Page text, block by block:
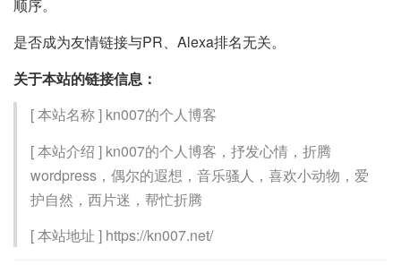
顺序。
是否成为友情链接与PR、Alexa排名无关。
关于本站的链接信息：
[ 本站名称 ] kn007的个人博客
[ 本站介绍 ] kn007的个人博客，抒发心情，折腾
wordpress，偶尔的遐想，音乐骚人，喜欢小动物，爱
护自然，西片迷，帮忙折腾
[ 本站地址 ] https://kn007.net/